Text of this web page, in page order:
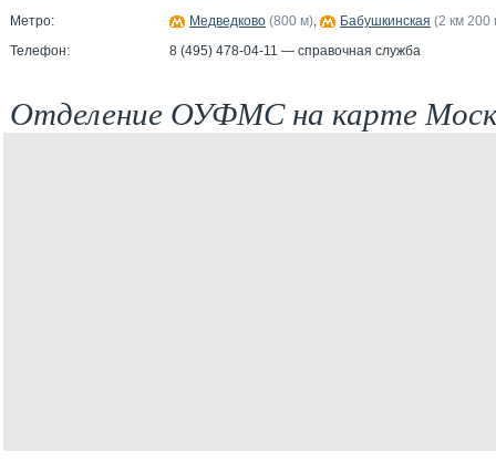
Метро:
Медведково (800 м), Бабушкинская (2 км 200
Телефон:
8 (495) 478-04-11 — справочная служба
Отделение ОУФМС на карте